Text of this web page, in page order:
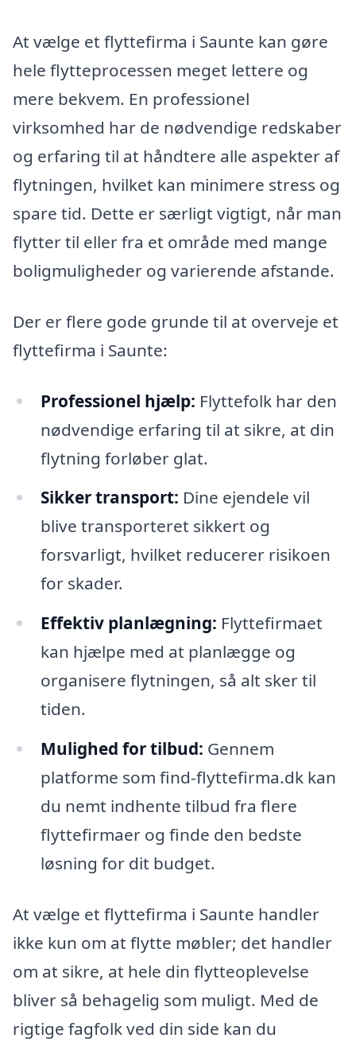
At vælge et flyttefirma i Saunte kan gøre
hele flytteprocessen meget lettere og
mere bekvem. En professionel
virksomhed har de nødvendige redskaber
og erfaring til at håndtere alle aspekter af
flytningen, hvilket kan minimere stress og
spare tid. Dette er særligt vigtigt, når man
flytter til eller fra et område med mange
boligmuligheder og varierende afstande.
Der er flere gode grunde til at overveje et
flyttefirma i Saunte:
Professionel hjælp: Flyttefolk har den
nødvendige erfaring til at sikre, at din
flytning forløber glat.
Sikker transport: Dine ejendele vil
blive transporteret sikkert og
forsvarligt, hvilket reducerer risikoen
for skader.
Effektiv planlægning: Flyttefirmaet
kan hjælpe med at planlægge og
organisere flytningen, så alt sker til
tiden.
Mulighed for tilbud: Gennem
platforme som find-flyttefirma.dk kan
du nemt indhente tilbud fra flere
flyttefirmaer og finde den bedste
løsning for dit budget.
At vælge et flyttefirma i Saunte handler
ikke kun om at flytte møbler; det handler
om at sikre, at hele din flytteoplevelse
bliver så behagelig som muligt. Med de
rigtige fagfolk ved din side kan du